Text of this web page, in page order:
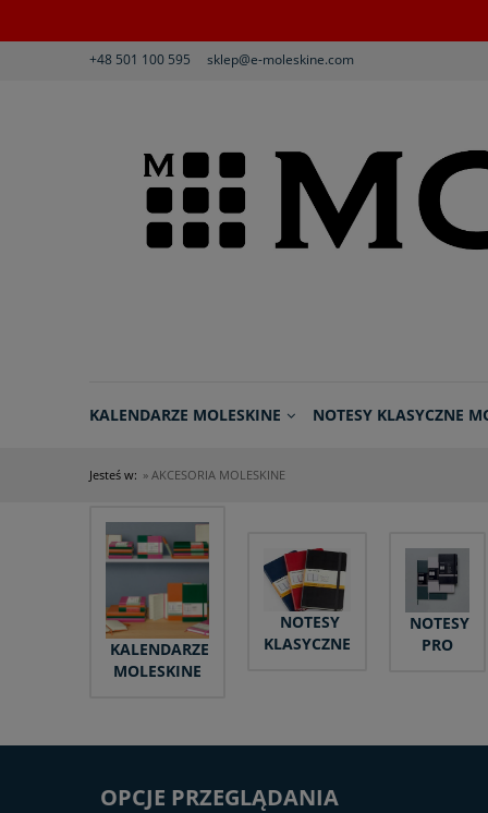
+48 501 100 595 sklep@e-moleskine.com
KALENDARZE MOLESKINE NOTESY KLASYCZNE
REGULAMIN
Jesteś w: » AKCESORIA MOLESKINE
KALENDARZE
MOLESKINE
NOTESY
KLASYCZNE
NOTESY
PRO
OPCJE PRZEGLĄDANIA